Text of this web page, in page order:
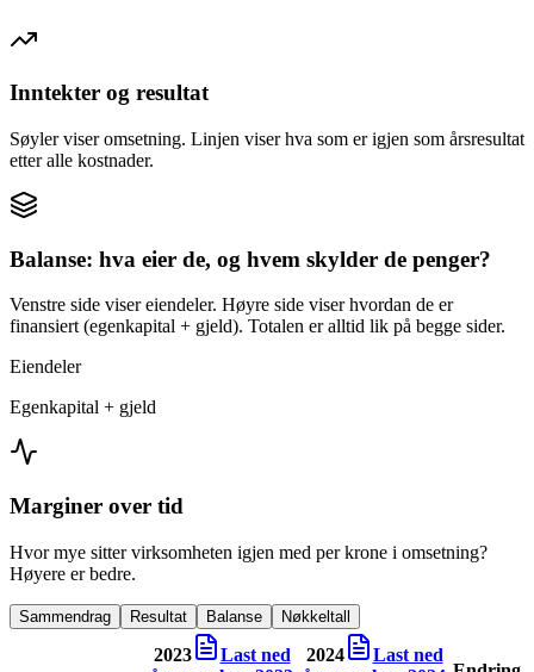
Inntekter og resultat
Søyler viser omsetning. Linjen viser hva som er igjen som årsresultat
etter alle kostnader.
Balanse: hva eier de, og hvem skylder de penger?
Venstre side viser eiendeler. Høyre side viser hvordan de er
finansiert (egenkapital + gjeld). Totalen er alltid lik på begge sider.
Eiendeler
Egenkapital + gjeld
Marginer over tid
Hvor mye sitter virksomheten igjen med per krone i omsetning?
Høyere er bedre.
Sammendrag Resultat Balanse Nøkkeltall
2023
Last ned
2024
Last ned